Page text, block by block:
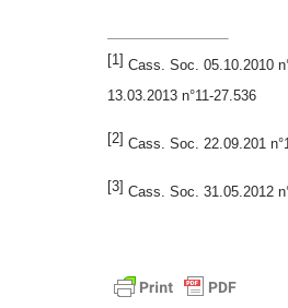
[1] Cass. Soc. 05.10.2010
13.03.2013 n°11-27.536
[2] Cass. Soc. 22.09.201
[3] Cass. Soc. 31.05.2012